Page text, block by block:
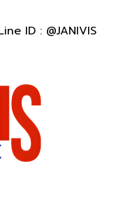
ID : @JANIVIS